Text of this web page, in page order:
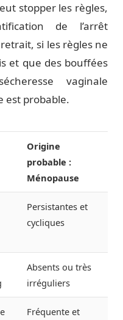
stopper les règles,
de l’arrêt
si les règles ne
et que des bouffées
vaginale
est probable.
Origine
probable :
Ménopause
Persistantes et
cycliques
Absents ou très
irréguliers
Fréquente et